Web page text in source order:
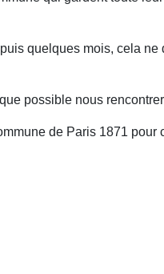
quelques mois, cela
possible nous
de Paris 1871